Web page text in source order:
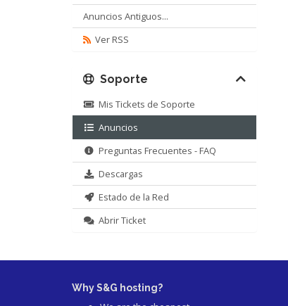
Anuncios Antiguos...
Ver RSS
Soporte
Mis Tickets de Soporte
Anuncios
Preguntas Frecuentes - FAQ
Descargas
Estado de la Red
Abrir Ticket
Why S&G hosting?